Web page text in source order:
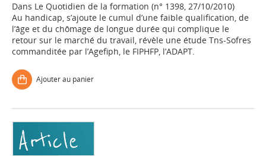
Dans Le Quotidien de la formation (n° 1398, 27/10/2010)
Au handicap, s’ajoute le cumul d’une faible qualification, de
l’âge et du chômage de longue durée qui complique le
retour sur le marché du travail, révèle une étude Tns-Sofres
commanditée par l’Agefiph, le FIPHFP, l’ADAPT.
Ajouter au panier